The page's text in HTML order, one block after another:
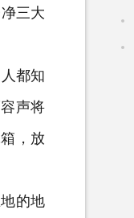
三大
都知
声将
，放
的地